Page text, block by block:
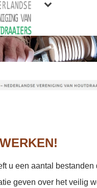
u een aantal bestanden
geven over het veilig